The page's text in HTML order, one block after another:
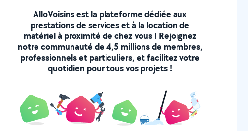
AlloVoisins est la plateforme dédiée aux
prestations de services et à la location de
matériel à proximité de chez vous ! Rejoignez
notre communauté de 4,5 millions de membres,
professionnels et particuliers, et facilitez votre
quotidien pour tous vos projets !